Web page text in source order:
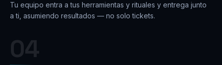
Tu equipo entra a tus herramientas y rituales y entrega junto
a ti, asumiendo resultados — no solo tickets.
04